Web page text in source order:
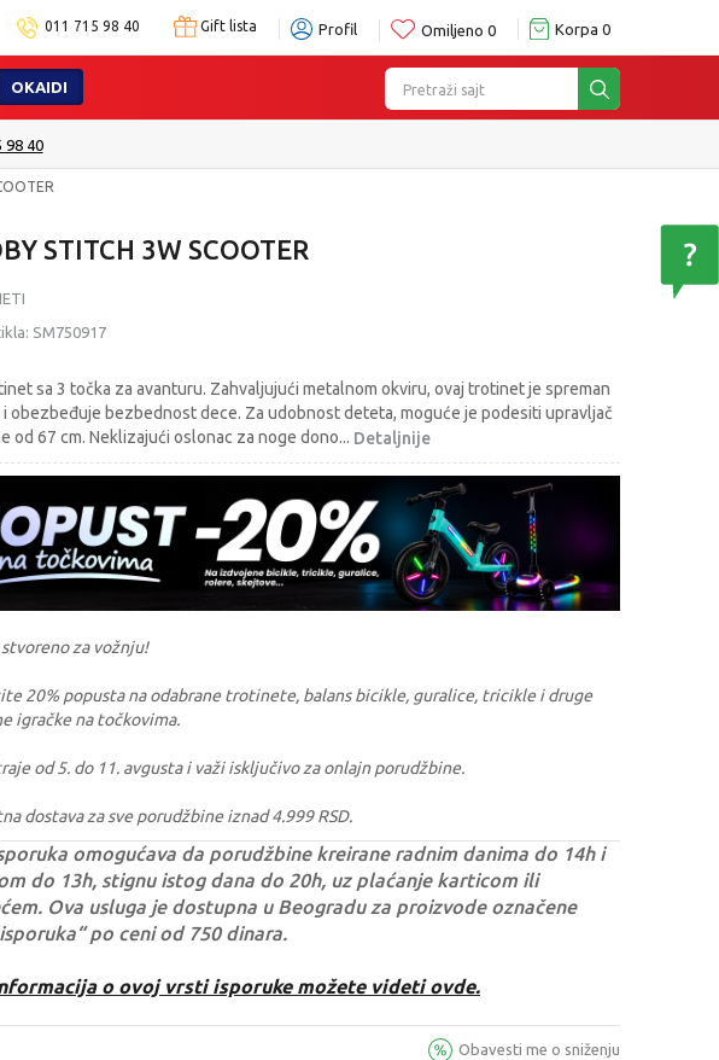
011 715 98 40 Gift lista Profil Omiljeno 0 Korpa 0
Pretraži sajt
OKAIDI
98 40
STITCH 3W SCOOTER
SM750917
sa 3 točka za avanturu. Zahvaljujući metalnom okviru, ovaj trotinet je spreman
i obezbeđuje bezbednost dece. Za udobnost deteta, moguće je podesiti upravljač
od 67 cm. Neklizajući oslonac za noge dono... Detaljnije
za vožnju!
20% popusta na odabrane trotinete, balans bicikle, guralice, tricikle i druge
igračke na točkovima.
od 5. do 11. avgusta i važi isključivo za onlajn porudžbine.
dostava za sve porudžbine iznad 4.999 RSD.
omogućava da porudžbine kreirane radnim danima do 14h i
do 13h, stignu istog dana do 20h, uz plaćanje karticom ili
Ova usluga je dostupna u Beogradu za proizvode označene
po ceni od 750 dinara.
o ovoj vrsti isporuke možete videti ovde.
Obavesti me o sniženju